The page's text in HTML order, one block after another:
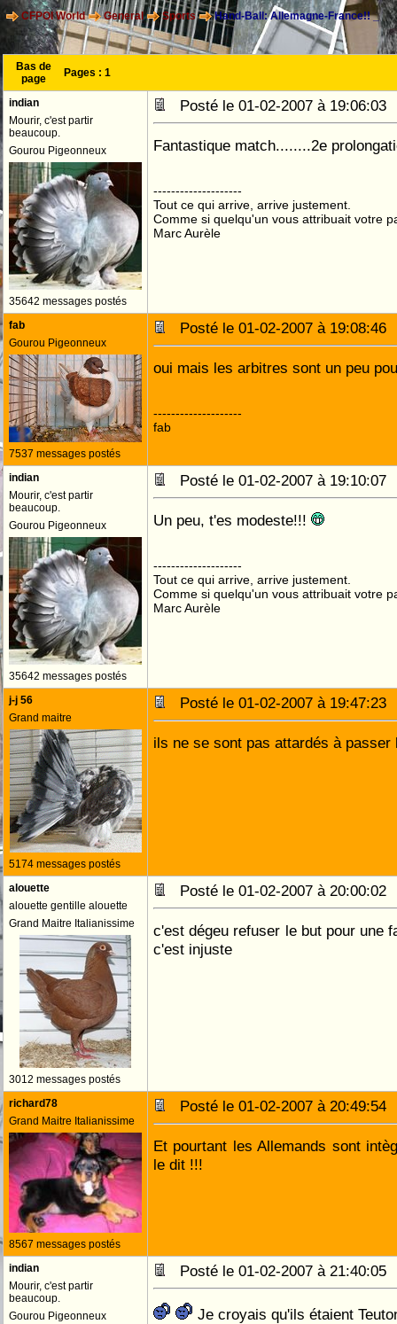
CFPOI World General Sports Hand-Ball: Allemagne-France!! _
Bas de
page
Pages : 1
indian
Mourir, c'est partir
beaucoup.
Gourou Pigeonneux
35642 messages postés
Posté le 01-02-2007 à
Fantastique match........2e
--------------------
Tout ce qui arrive, arrive justement.
Comme si quelqu'un vous attribuait votre
Marc Aurèle
fab
Gourou Pigeonneux
7537 messages postés
Posté le 01-02-2007 à
oui mais les arbitres sont un peu
--------------------
fab
indian
Mourir, c'est partir
beaucoup.
Gourou Pigeonneux
35642 messages postés
Posté le 01-02-2007 à
Un peu, t'es modeste!!!
--------------------
Tout ce qui arrive, arrive justement.
Comme si quelqu'un vous attribuait votre
Marc Aurèle
j-j 56
Grand maitre
5174 messages postés
Posté le 01-02-2007 à
ils ne se sont pas attardés à
alouette
alouette gentille alouette
Grand Maitre Italianissime
3012 messages postés
Posté le 01-02-2007 à
c'est dégeu refuser le but pour une
c'est injuste
richard78
Grand Maitre Italianissime
8567 messages postés
Posté le 01-02-2007 à
Et pourtant les Allemands sont
le dit !!!
indian
Mourir, c'est partir
beaucoup.
Gourou Pigeonneux
Posté le 01-02-2007 à
Je croyais qu'ils étaient